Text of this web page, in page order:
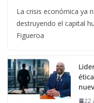
La crisis económica ya
destruyendo el capital
Figueroa
22